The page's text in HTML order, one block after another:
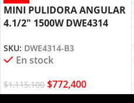
MINI PULIDORA ANGULAR
4.1/2″ 1500W DWE4314
SKU: DWE4314-B3
En stock
$1,115,100 $772,400